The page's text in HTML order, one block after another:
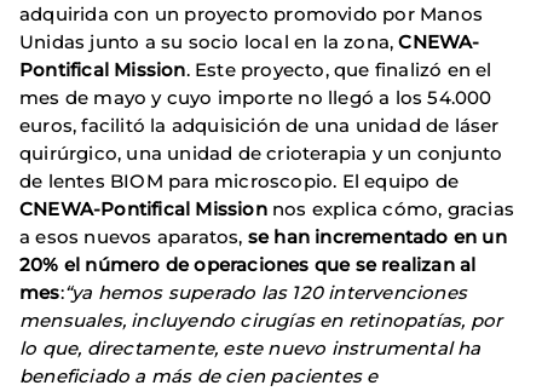
adquirida con un proyecto promovido por Manos
Unidas junto a su socio local en la zona,CNEWA-
Pontifical Mission. Este proyecto, que finalizó en el
mes de mayo y cuyo importe no llegó a los 54.000
euros, facilitó la adquisición de una unidad de láser
quirúrgico, una unidad de crioterapia y un conjunto
de lentes BIOM para microscopio. El equipo de
CNEWA-Pontifical Missionnos explica cómo, gracias
a esos nuevos aparatos, se han incrementado en un
20% el número de operaciones que se realizan al
mes:“ya hemos superado las 120 intervenciones
mensuales, incluyendo cirugías en retinopatías, por
lo que, directamente, este nuevo instrumental ha
beneficiado a más de cien pacientes e